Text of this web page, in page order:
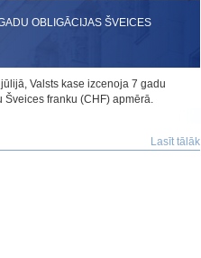
OBLIGĀCIJAS ŠVEICES
Valsts kase izcenoja 7 gadu
franku (CHF) apmērā.
Lasīt tālāk